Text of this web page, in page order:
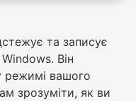
та записує
Він
вашого
зрозуміти, як ви